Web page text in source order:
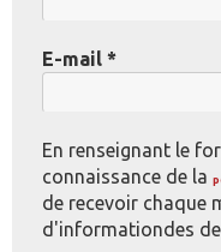
E-mail *
En renseignant le
connaissance de la
de recevoir chaque
d'informationdes